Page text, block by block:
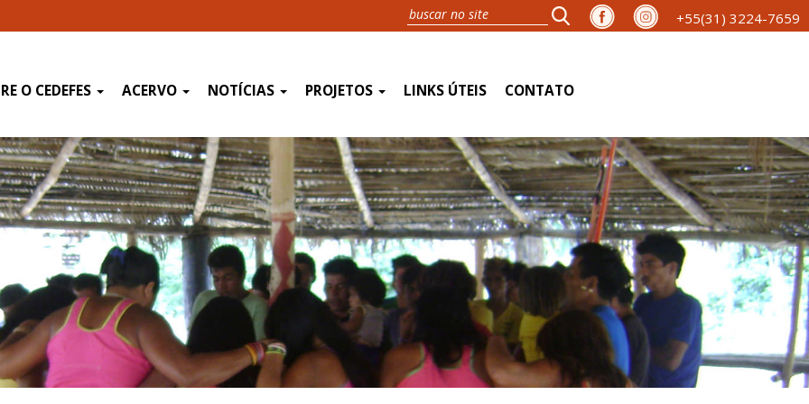
+55(31) 3224-7659
O CEDEFES ACERVO NOTÍCIAS PROJETOS LINKS ÚTEIS CONTATO